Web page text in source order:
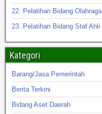
22. Pelatihan Bidang Olahraga
23. Pelatihan Bidang Staf Ahli
Kategori
Barang/Jasa Pemerintah
Berita Terkini
Bidang Aset Daerah